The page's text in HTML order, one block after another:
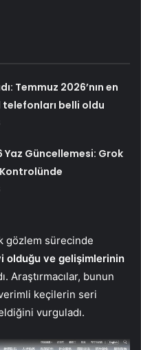
Temmuz 2026’nın en
belli oldu
Yaz Güncellemesi: Grok
gözlem sürecinde
olduğu ve gelişimlerinin
Araştırmacılar, bunun
keçilerin seri
vurguladı.